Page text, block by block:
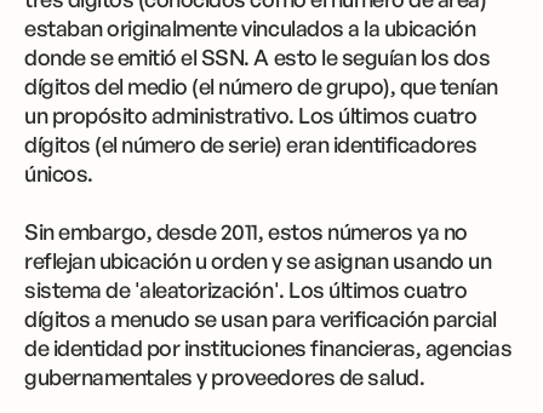
estaban originalmente vinculados a la ubicación
donde se emitió el SSN. A esto le seguían los dos
dígitos del medio (el número de grupo), que tenían
un propósito administrativo. Los últimos cuatro
dígitos (el número de serie) eran identificadores
únicos.
Sin embargo, desde 2011, estos números ya no
reflejan ubicación u orden y se asignan usando un
sistema de 'aleatorización'. Los últimos cuatro
dígitos a menudo se usan para verificación parcial
de identidad por instituciones financieras, agencias
gubernamentales y proveedores de salud.